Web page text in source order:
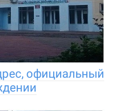
официальный